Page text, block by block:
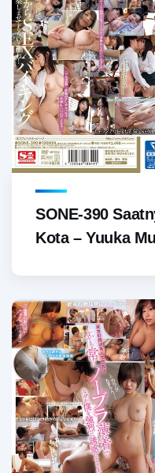
SONE-390
Kota – Yuuka